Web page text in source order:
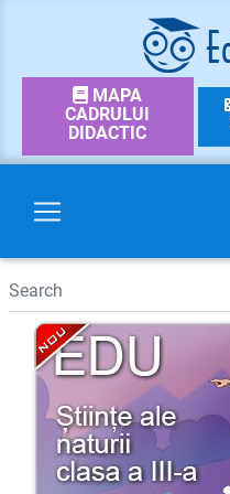
MAPA
CADRULUI
DIDACTIC